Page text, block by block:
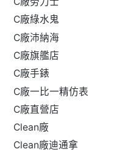
C廠綠水鬼
C廠沛納海
C廠旗艦店
C廠手錶
C廠一比一精仿表
C廠直營店
Clean廠
Clean廠迪通拿